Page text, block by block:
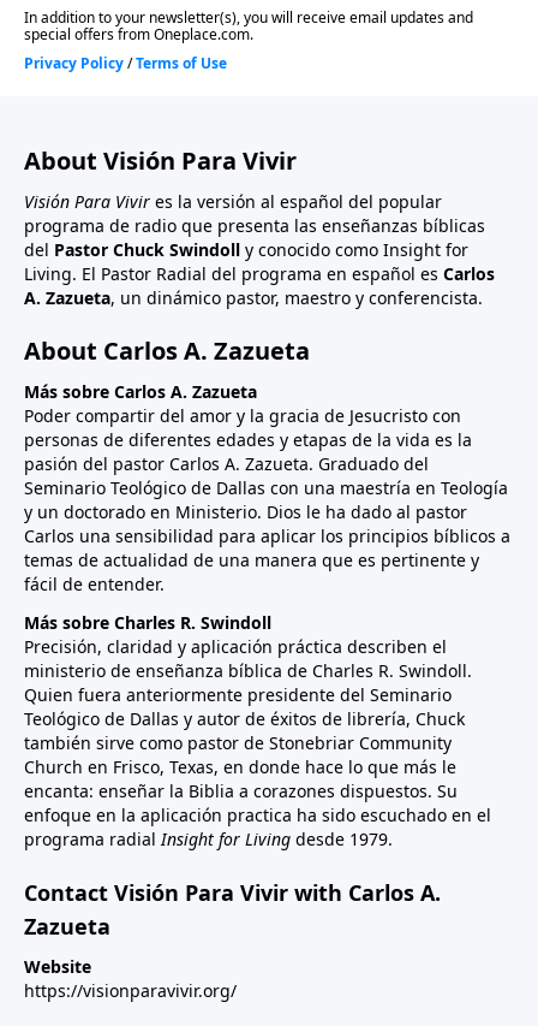
About Visión Para Vivir
Visión Para Vivir es la versión al español del popular
programa de radio que presenta las enseñanzas bíblicas
del Pastor Chuck Swindoll y conocido como Insight for
Living. El Pastor Radial del programa en español es Carlos
A. Zazueta, un dinámico pastor, maestro y conferencista.
About Carlos A. Zazueta
Más sobre Carlos A. Zazueta
Poder compartir del amor y la gracia de Jesucristo con
personas de diferentes edades y etapas de la vida es la
pasión del pastor Carlos A. Zazueta. Graduado del
Seminario Teológico de Dallas con una maestría en Teología
y un doctorado en Ministerio. Dios le ha dado al pastor
Carlos una sensibilidad para aplicar los principios bíblicos a
temas de actualidad de una manera que es pertinente y
fácil de entender.
Más sobre Charles R. Swindoll
Precisión, claridad y aplicación práctica describen el
ministerio de enseñanza bíblica de Charles R. Swindoll.
Quien fuera anteriormente presidente del Seminario
Teológico de Dallas y autor de éxitos de librería, Chuck
también sirve como pastor de Stonebriar Community
Church en Frisco, Texas, en donde hace lo que más le
encanta: enseñar la Biblia a corazones dispuestos. Su
enfoque en la aplicación practica ha sido escuchado en el
programa radialInsight for Living desde 1979.
Contact Visión Para Vivir with Carlos A.
Zazueta
Website
https://visionparavivir.org/